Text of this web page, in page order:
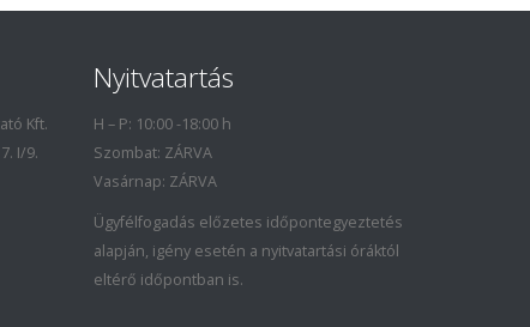
Kft.
I/9.
Nyitvatartás
H – P: 10:00 -18:00 h
Szombat: ZÁRVA
Vasárnap: ZÁRVA
Ügyfélfogadás előzetes időpontegyeztetés
alapján, igény esetén a nyitvatartási óráktól
eltérő időpontban is.